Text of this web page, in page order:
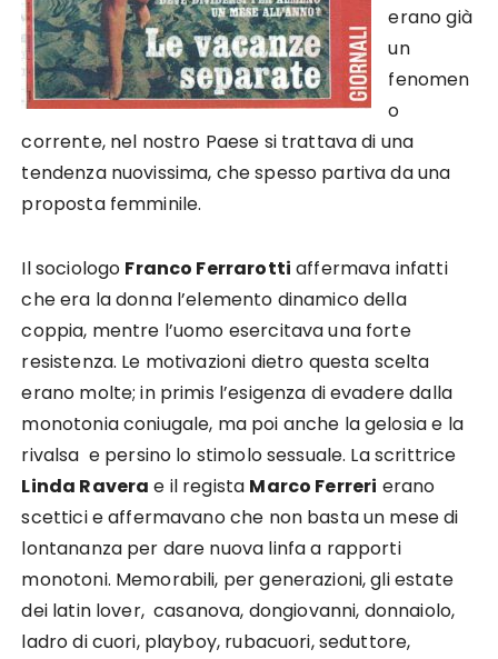
erano già
un
fenomen
o
corrente, nel nostro Paese si trattava di una
tendenza nuovissima, che spesso partiva da una
proposta femminile.
Il sociologo Franco Ferrarotti affermava infatti
che era la donna l’elemento dinamico della
coppia, mentre l’uomo esercitava una forte
resistenza. Le motivazioni dietro questa scelta
erano molte; in primis l’esigenza di evadere dalla
monotonia coniugale, ma poi anche la gelosia e la
rivalsa e persino lo stimolo sessuale. La scrittrice
Linda Ravera e il regista Marco Ferreri erano
scettici e affermavano che non basta un mese di
lontananza per dare nuova linfa a rapporti
monotoni. Memorabili, per generazioni, gli estate
dei latin lover, casanova, dongiovanni, donnaiolo,
ladro di cuori, playboy, rubacuori, seduttore,